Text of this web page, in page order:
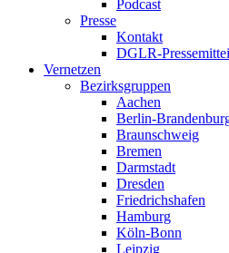
Podcast
Presse
Kontakt
DGLR-
Vernetzen
Bezirksgruppen
Aachen
Berlin-
Braunschweig
Bremen
Darmstadt
Dresden
Friedrichshafen
Hamburg
Köln-Bonn
Leipzig